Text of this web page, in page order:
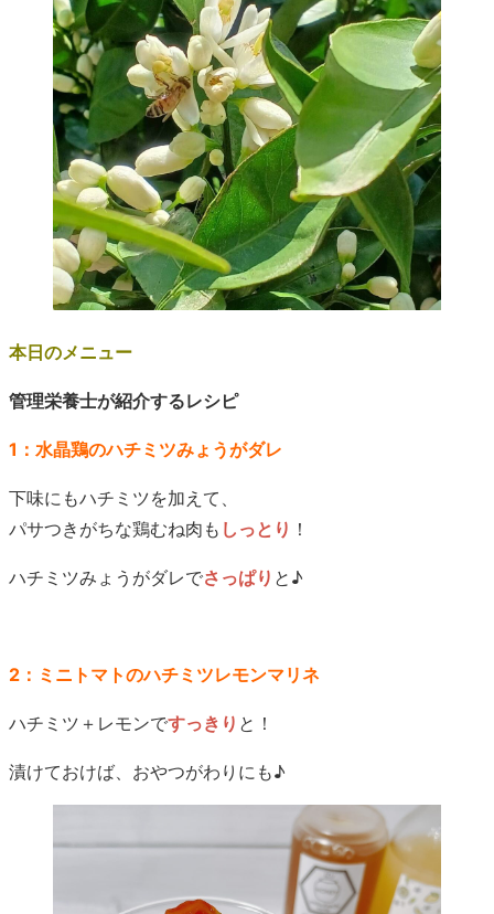
本日のメニュー
管理栄養士が紹介するレシピ
1：水晶鶏のハチミツみょうがダレ
下味にもハチミツを加えて、
パサつきがちな鶏むね肉も しっとり ！
ハチミツみょうがダレでさっぱり と♪
2：ミニトマトのハチミツレモンマリネ
ハチミツ＋レモンですっきり と！
漬けておけば、おやつがわりにも♪